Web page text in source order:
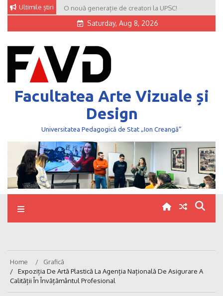
Skip
content
Ultimile știri O nouă generație de creatori la UPSC!
Saturday, Aug 8, 2026
Facultatea Arte Vizuale și
Design
Universitatea Pedagogică de Stat „Ion Creangă”
Home
Grafică
Expoziția De Artă Plastică La Agenția Națională De Asigurare A
Calității În Învățământul Profesional